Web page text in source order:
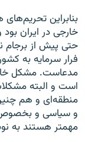
بنابراین
خارجی در ایران
حتی پیش از برجام
فرار سرمایه به
مدعاست. مشکل
است و البته
منطقه‌ای و هم
و سیاسی و بخصوص
مهمتر هستند به